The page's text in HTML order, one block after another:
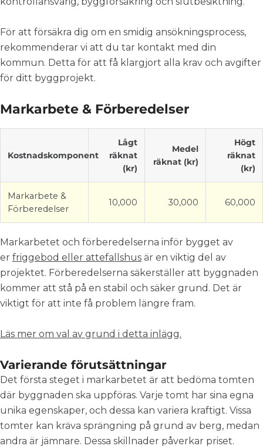
För att försäkra dig om en smidig ansökningsprocess,
rekommenderar vi att du tar kontakt med din
kommun. Detta för att få klargjort alla krav och avgifter
för ditt byggprojekt.
Markarbete & Förberedelser
Kostnadskomponent
Lågt
räknat
(kr)
Medel
räknat (kr)
Högt
räknat
(kr)
Markarbete &
Förberedelser
10,000 30,000 60,000
Markarbetet och förberedelserna inför bygget av
er friggebod eller attefallshus är en viktig del av
projektet. Förberedelserna säkerställer att byggnaden
kommer att stå på en stabil och säker grund. Det är
viktigt för att inte få problem längre fram.
Läs mer om val av grund i detta inlägg.
Varierande förutsättningar
Det första steget i markarbetet är att bedöma tomten
där byggnaden ska uppföras. Varje tomt har sina egna
unika egenskaper, och dessa kan variera kraftigt. Vissa
tomter kan kräva sprängning på grund av berg, medan
andra är jämnare. Dessa skillnader påverkar priset.